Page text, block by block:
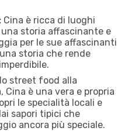
Cina è ricca di luoghi
storia affascinante e
per le sue affascinanti
storia che rende
street food alla
è una vera e propria
le specialità locali e
sapori tipici che
ancora più speciale.